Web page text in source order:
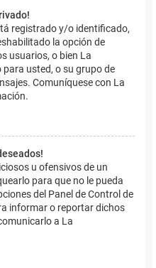
registrado y/o identificado,
la opción de
usuarios, o bien La
usted, o su grupo de
Comuníquese con La
u ofensivos de un
para que no le pueda
del Panel de Control de
informar o reportar dichos
a La